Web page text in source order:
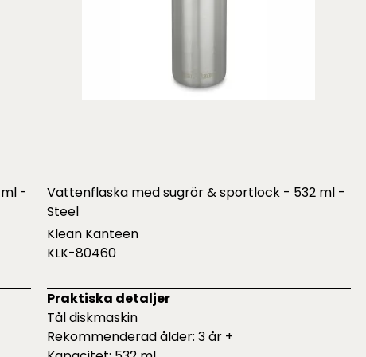
-
Vattenflaska med sugrör & sportlock - 532 ml -
Steel
Klean Kanteen
KLK-80460
Praktiska detaljer
Tål diskmaskin
Rekommenderad ålder: 3 år +